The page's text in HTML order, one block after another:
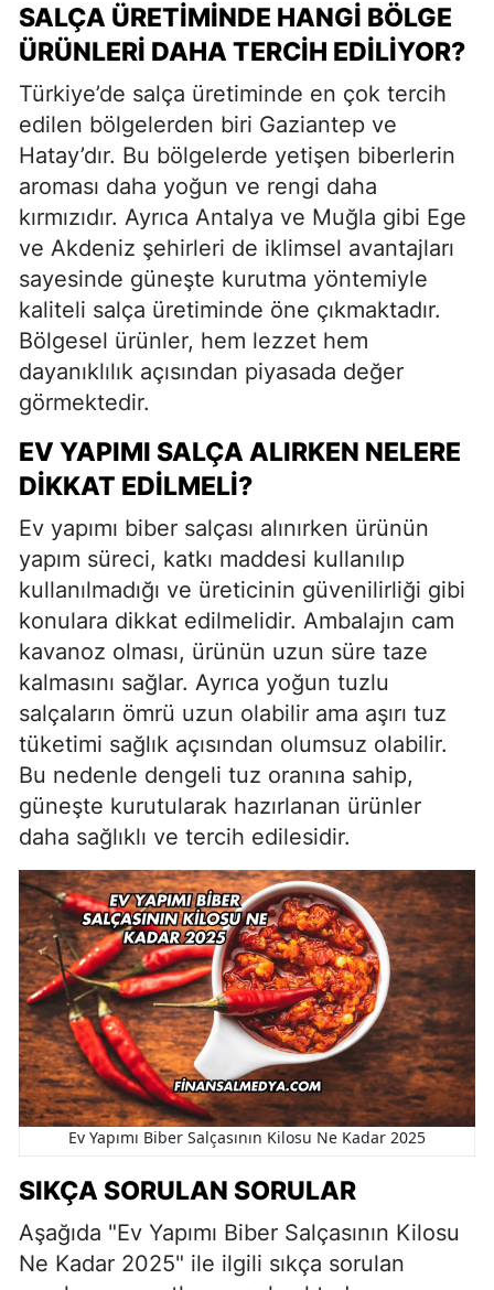
SALÇA ÜRETIMINDE HANGI BÖLGE
ÜRÜNLERI DAHA TERCIH EDILIYOR?
Türkiye’de salça üretiminde en çok tercih
edilen bölgelerden biri Gaziantep ve
Hatay’dır. Bu bölgelerde yetişen biberlerin
aroması daha yoğun ve rengi daha
kırmızıdır. Ayrıca Antalya ve Muğla gibi Ege
ve Akdeniz şehirleri de iklimsel avantajları
sayesinde güneşte kurutma yöntemiyle
kaliteli salça üretiminde öne çıkmaktadır.
Bölgesel ürünler, hem lezzet hem
dayanıklılık açısından piyasada değer
görmektedir.
EV YAPIMI SALÇA ALIRKEN NELERE
DIKKAT EDILMELI?
Ev yapımı biber salçası alınırken ürünün
yapım süreci, katkı maddesi kullanılıp
kullanılmadığı ve üreticinin güvenilirliği gibi
konulara dikkat edilmelidir. Ambalajın cam
kavanoz olması, ürünün uzun süre taze
kalmasını sağlar. Ayrıca yoğun tuzlu
salçaların ömrü uzun olabilir ama aşırı tuz
tüketimi sağlık açısından olumsuz olabilir.
Bu nedenle dengeli tuz oranına sahip,
güneşte kurutularak hazırlanan ürünler
daha sağlıklı ve tercih edilesidir.
Ev Yapımı Biber Salçasının Kilosu Ne Kadar 2025
SIKÇA SORULAN SORULAR
Aşağıda "Ev Yapımı Biber Salçasının Kilosu
Ne Kadar 2025" ile ilgili sıkça sorulan